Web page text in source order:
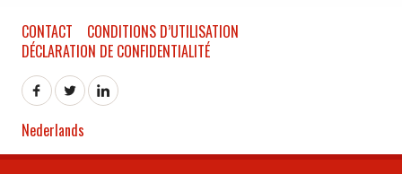
CONTACT
CONDITIONS D’UTILISATION
DÉCLARATION DE CONFIDENTIALITÉ
Nederlands